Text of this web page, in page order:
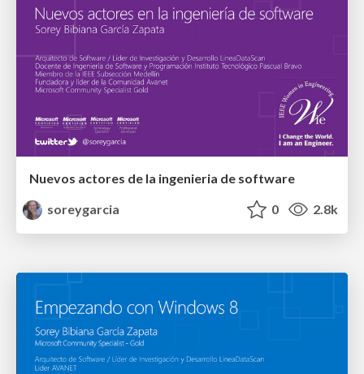
Nuevos actores de la ingenieria de software
soreygarcia
0 2.8k